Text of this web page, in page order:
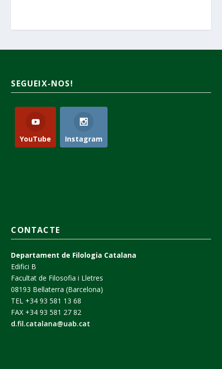
SEGUEIX-NOS!
YouTube Instagram
CONTACTE
Departament de Filologia Catalana
Edifici B
Facultat de Filosofia i Lletres
08193 Bellaterra (Barcelona)
TEL +34 93 581 13 68
FAX +34 93 581 27 82
d.fil.catalana@uab.cat